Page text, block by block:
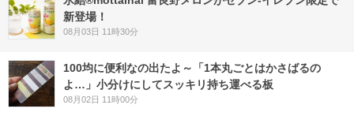
新登場！
08月03日 11時30分
100均に便利なの出たよ～「1本丸ごとはかさばるの
よ…」小分けにしてスッキリ持ち運べる板
08月02日 11時00分